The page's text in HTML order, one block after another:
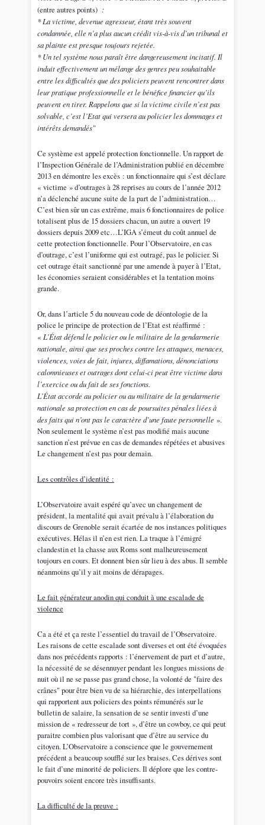
(entre autres points) :
* La victime, devenue agresseur, étant très souvent
condamnée, elle n’a plus aucun crédit vis-à-vis d’un tribunal et
sa plainte est presque toujours rejetée.
* Un tel système nous paraît être dangereusement incitatif. Il
induit effectivement un mélange des genres peu souhaitable
entre les difficultés que des policiers peuvent rencontrer dans
leur pratique professionnelle et le bénéfice financier qu’ils
peuvent en tirer. Rappelons que si la victime civile n’est pas
solvable, c’est l’Etat qui versera au policier les dommages et
intérêts demandés"
Ce système est appelé protection fonctionnelle. Un rapport de
l’Inspection Générale de l’Administration publié en décembre
2013 en démontre les excès : un fonctionnaire qui s’est déclare
« victime » d’outrages à 28 reprises au cours de l’année 2012
n’a déclenché aucune suite de la part de l’administration…
C’est bien sûr un cas extrême, mais 6 fonctionnaires de police
totalisent plus de 15 dossiers chacun, un autre a ouvert 19
dossiers depuis 2009 etc…L’IGA s’émeut du coût annuel de
cette protection fonctionnelle. Pour l’Observatoire, en cas
d’outrage, c’est l’uniforme qui est outragé, pas le policier. Si
cet outrage était sanctionné par une amende à payer à l’Etat,
les économies seraient considérables et la tentation moins
grande.
Or, dans l’article 5 du nouveau code de déontologie de la
police le principe de protection de l’Etat est réaffirmé :
« L’État défend le policier ou le militaire de la gendarmerie
nationale, ainsi que ses proches contre les attaques, menaces,
violences, voies de fait, injures, diffamations, dénonciations
calomnieuses et outrages dont celui-ci peut être victime dans
l’exercice ou du fait de ses fonctions.
L’État accorde au policier ou au militaire de la gendarmerie
nationale sa protection en cas de poursuites pénales liées à
des faits qui n’ont pas le caractère d’une faute personnelle».
Non seulement le système n’est pas modifié mais aucune
sanction n’est prévue en cas de demandes répétées et abusives
Le changement n’est pas pour demain.
Les contrôles d’identité :
L’Observatoire avait espéré qu’avec un changement de
président, la mentalité qui avait prévalu à l’élaboration du
discours de Grenoble serait écartée de nos instances politiques
exécutives. Hélas il n’en est rien. La traque à l’émigré
clandestin et la chasse aux Roms sont malheureusement
toujours en cours. Et donnent bien sûr lieu à des abus. Il semble
néanmoins qu’il y ait moins de dérapages.
Le fait générateur anodin qui conduit à une escalade de
violence
Ca a été et ça reste l’essentiel du travail de l’Observatoire.
Les raisons de cette escalade sont diverses et ont été évoquées
dans nos précédents rapports : l’énervement de part et d’autre,
la nécessité de se désennuyer pendant les longues missions de
nuit où il ne se passe pas grand chose, la volonté de "faire des
crânes" pour être bien vu de sa hiérarchie, des interpellations
qui rapportent aux policiers des points rémunérés sur le
bulletin de salaire, la sensation de se sentir investi d’une
mission de « redresseur de tort », d’être un cowboy, ce qui peut
paraitre combien plus valorisant que d’être au service du
citoyen. L’Observatoire a conscience que le gouvernement
précédent a beaucoup soufflé sur les braises. Ces dérives sont
le fait d’une minorité de policiers. Il déplore que les contre-
pouvoirs soient encore très insuffisants.
La difficulté de la preuve :